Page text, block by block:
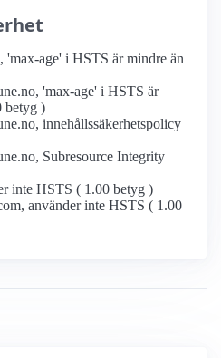
'max-age' i HSTS är mindre än
'max-age' i HSTS är
betyg )
innehållssäkerhetspolicy
Subresource Integrity
inte HSTS ( 1.00 betyg )
använder inte HSTS ( 1.00